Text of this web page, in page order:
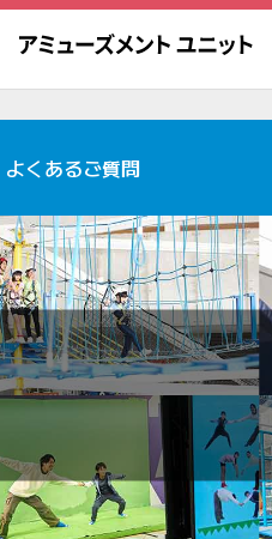
よくあるご質問